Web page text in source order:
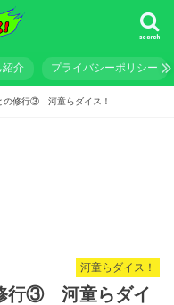
search
紹介 プライバシーポリシー
修行③ 河童らダイス！
河童らダイス！
行③ 河童らダイ